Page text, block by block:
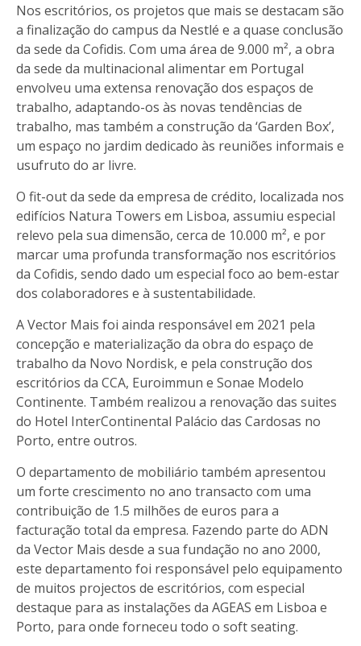
Nos escritórios, os projetos que mais se destacam são
a finalização do campus da Nestlé e a quase conclusão
da sede da Cofidis. Com uma área de 9.000 m², a obra
da sede da multinacional alimentar em Portugal
envolveu uma extensa renovação dos espaços de
trabalho, adaptando-os às novas tendências de
trabalho, mas também a construção da ‘Garden Box’,
um espaço no jardim dedicado às reuniões informais e
usufruto do ar livre.
O fit-out da sede da empresa de crédito, localizada nos
edifícios Natura Towers em Lisboa, assumiu especial
relevo pela sua dimensão, cerca de 10.000 m², e por
marcar uma profunda transformação nos escritórios
da Cofidis, sendo dado um especial foco ao bem-estar
dos colaboradores e à sustentabilidade.
A Vector Mais foi ainda responsável em 2021 pela
concepção e materialização da obra do espaço de
trabalho da Novo Nordisk, e pela construção dos
escritórios da CCA, Euroimmun e Sonae Modelo
Continente. Também realizou a renovação das suites
do Hotel InterContinental Palácio das Cardosas no
Porto, entre outros.
O departamento de mobiliário também apresentou
um forte crescimento no ano transacto com uma
contribuição de 1.5 milhões de euros para a
facturação total da empresa. Fazendo parte do ADN
da Vector Mais desde a sua fundação no ano 2000,
este departamento foi responsável pelo equipamento
de muitos projectos de escritórios, com especial
destaque para as instalações da AGEAS em Lisboa e
Porto, para onde forneceu todo o soft seating.